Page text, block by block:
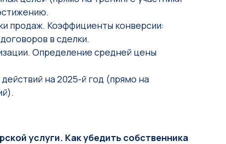
продаж. Коэффициенты конверсии:
в сделки.
Определение средней цены
на 2025-й год (прямо на
услуги. Как убедить собственника